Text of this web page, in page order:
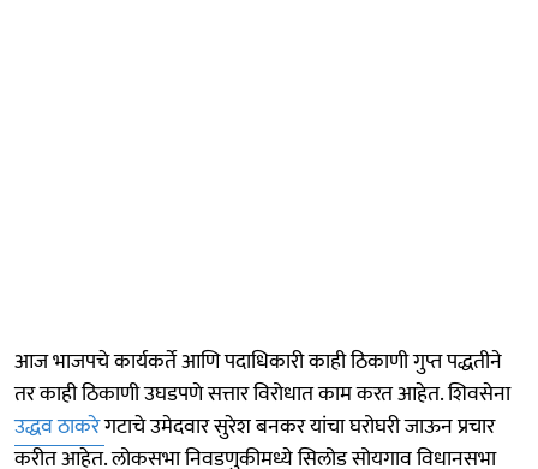
आज भाजपचे कार्यकर्ते आणि पदाधिकारी काही ठिकाणी गुप्त पद्धतीने
तर काही ठिकाणी उघडपणे सत्तार विरोधात काम करत आहेत. शिवसेना
उद्धव ठाकरेगटाचे उमेदवार सुरेश बनकर यांचा घरोघरी जाऊन प्रचार
करीत आहेत. लोकसभा निवडणुकीमध्ये सिलोड सोयगाव विधानसभा